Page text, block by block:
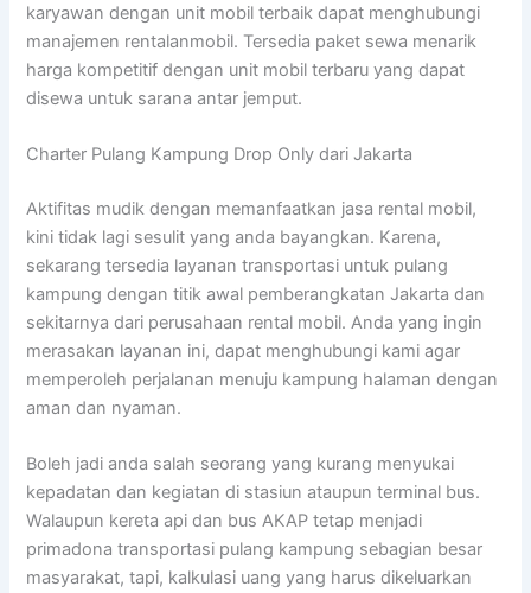
karyawan dengan unit mobil terbaik dapat menghubungi
manajemen rentalanmobil. Tersedia paket sewa menarik
harga kompetitif dengan unit mobil terbaru yang dapat
disewa untuk sarana antar jemput.
Charter Pulang Kampung Drop Only dari Jakarta
Aktifitas mudik dengan memanfaatkan jasa rental mobil,
kini tidak lagi sesulit yang anda bayangkan. Karena,
sekarang tersedia layanan transportasi untuk pulang
kampung dengan titik awal pemberangkatan Jakarta dan
sekitarnya dari perusahaan rental mobil. Anda yang ingin
merasakan layanan ini, dapat menghubungi kami agar
memperoleh perjalanan menuju kampung halaman dengan
aman dan nyaman.
Boleh jadi anda salah seorang yang kurang menyukai
kepadatan dan kegiatan di stasiun ataupun terminal bus.
Walaupun kereta api dan bus AKAP tetap menjadi
primadona transportasi pulang kampung sebagian besar
masyarakat, tapi, kalkulasi uang yang harus dikeluarkan